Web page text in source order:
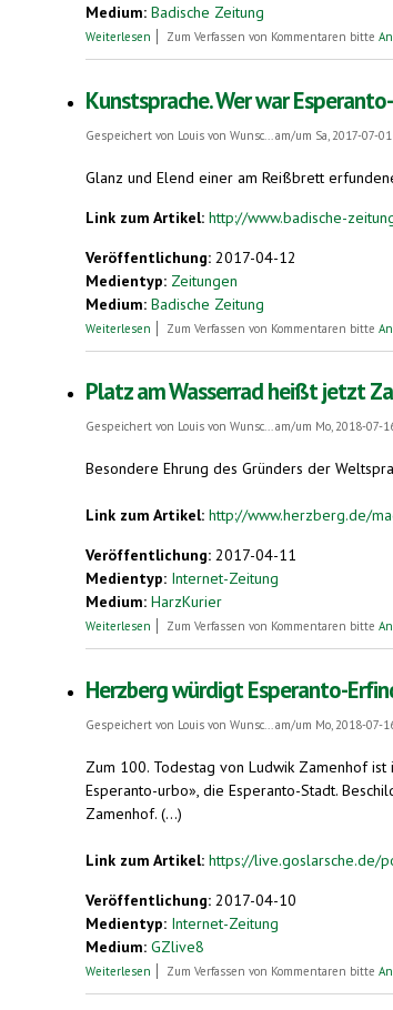
Medium: Badische Zeitung
Weiterlesen über Erklär's mir: Was sind Kunstsprachen?
Zum Verfassen von Kommentaren bitte
Kunstsprache. Wer war
Gespeichert von Louis von Wunsc... am/um Sa, 2017-07-
Glanz und Elend einer am Reißbrett
Link zum Artikel: http://www.badische-
Veröffentlichung: 2017-04-12
Medientyp: Zeitungen
Medium: Badische Zeitung
Weiterlesen über Kunstsprache. Wer war Esperanto-
Zum Verfassen von Kommentaren bitte
Platz am Wasserrad heißt jetzt
Gespeichert von Louis von Wunsc...am/um Mo, 2018-07-
Besondere Ehrung des Gründers der
Link zum Artikel: http://www.herzberg.de/
Veröffentlichung: 2017-04-11
Medientyp: Internet-Zeitung
Medium: HarzKurier
Weiterlesen über Platz am Wasserrad heißt jetzt
Zum Verfassen von Kommentaren bitte
Herzberg würdigt Esperanto-
Gespeichert von Louis von Wunsc...am/um Mo, 2018-07-
Zum 100. Todestag von Ludwik Zamenhof
Esperanto-urbo», die Esperanto-Stadt.
Zamenhof. (...)
Link zum Artikel: https://live.goslarsche.de/
Veröffentlichung: 2017-04-10
Medientyp: Internet-Zeitung
Medium: GZlive8
Weiterlesen über Herzberg würdigt Esperanto-Erfinder
Zum Verfassen von Kommentaren bitte